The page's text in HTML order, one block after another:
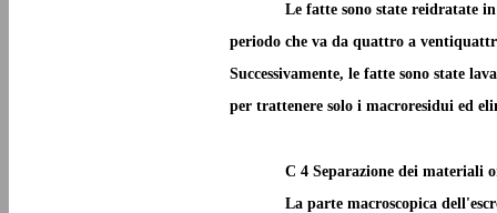
Le fatte sono state reidratate
periodo che va da quattro a
Successivamente, le fatte sono state
per trattenere solo i macroresidui ed
C 4 Separazione dei materiali
La parte macroscopica